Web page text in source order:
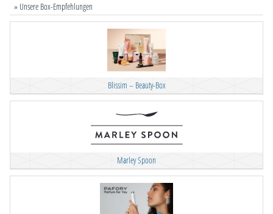
» Unsere Box-Empfehlungen
Blissim – Beauty-Box
Marley Spoon